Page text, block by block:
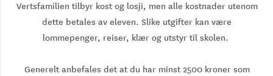
Vertsfamilien tilbyr kost og losji, men alle kostnader utenom
dette betales av eleven. Slike utgifter kan være
lommepenger, reiser, klær og utstyr til skolen.
Generelt anbefales det at du har minst 2500 kroner som